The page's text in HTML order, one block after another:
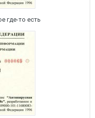
где-то есть